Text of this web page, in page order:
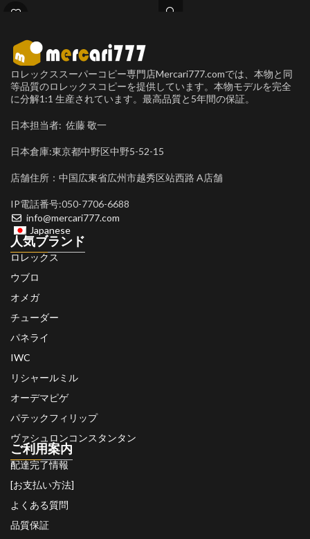
ロレックススーパーコピー専門店Mercari777.comでは、本物と同
等品質のロレックスコピーを提供しています。本物モデルを完全
に分解1:1 生産されています。最高品質と5年間の保証。
日本担当者: 佐藤 敬一
日本倉庫:東京都中野区中野5-52-15
店舗住所：中国広東省広州市越秀区站西路 A店舗
IP電話番号:050-7706-6688
info@mercari777.com
Japanese
人気ブランド
ロレックス
ウブロ
オメガ
チューダー
パネライ
IWC
リシャールミル
オーデマピゲ
パテックフィリップ
ヴァシュロンコンスタンタン
ご利用案内
配達完了情報
[お支払い方法]
よくある質問
品質保証